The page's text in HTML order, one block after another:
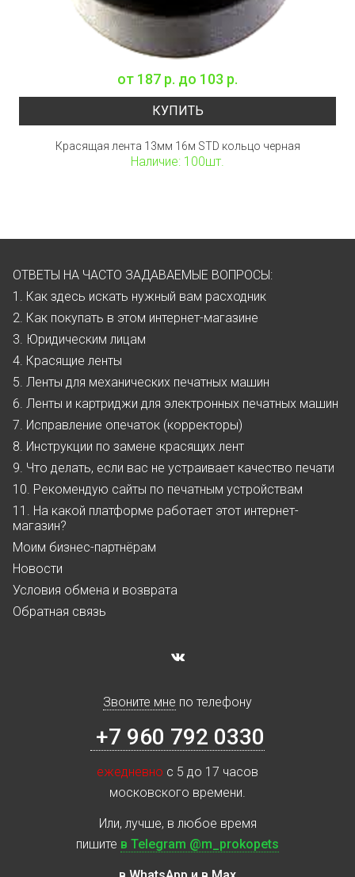
от 187 р. до 103 р.
КУПИТЬ
Красящая лента 13мм 16м STD кольцо черная
Наличие: 100шт.
ОТВЕТЫ НА ЧАСТО ЗАДАВАЕМЫЕ ВОПРОСЫ:
1. Как здесь искать нужный вам расходник
2. Как покупать в этом интернет-магазине
3. Юридическим лицам
4. Красящие ленты
5. Ленты для механических печатных машин
6. Ленты и картриджи для электронных печатных машин
7. Исправление опечаток (корректоры)
8. Инструкции по замене красящих лент
9. Что делать, если вас не устраивает качество печати
10. Рекомендую сайты по печатным устройствам
11. На какой платформе работает этот интернет-
магазин?
Моим бизнес-партнёрам
Новости
Условия обмена и возврата
Обратная связь
Звоните мне по телефону
+7 960 792 0330
ежедневно с 5 до 17 часов
московского времени.
Или, лучше, в любое время
пишите в Telegram @m_prokopets